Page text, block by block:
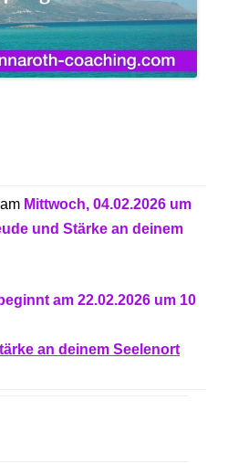
Mittwoch, 04.02.2026 um
und Stärke an deinem
am 22.02.2026 um 10
an deinem Seelenort